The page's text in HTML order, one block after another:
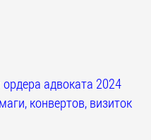
адвоката 2024
конвертов, визиток